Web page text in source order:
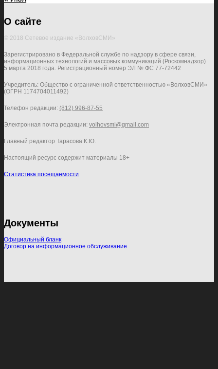
О сайте
© 2018 Сетевое издание «ВолховСМИ»
Зарегистрировано в Федеральной службе по надзору в сфере связи,
информационных технологий и массовых коммуникаций (Роскомнадзор)
5 марта 2018 года. Регистрационный номер ЭЛ № ФС 77-72442
Учредитель: Общество с ограниченной ответственностью «ВолховСМИ»
(ОГРН 1174704011492)
Телефон редакции: (812) 996-87-55
Электронная почта редакции: volhovsmi@gmail.com
Главный редактор Тарасова К.Ю.
Настоящий ресурс содержит материалы 18+
Статистика посещаемости
Документы
Официальный бланк
Договор на информационное обслуживание